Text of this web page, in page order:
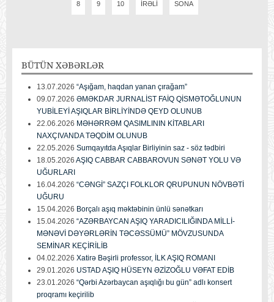
8 9 10 İRƏLI SONA
BÜTÜN XƏBƏRLƏR
13.07.2026 “Aşığam, haqdan yanan çırağam”
09.07.2026 ƏMƏKDAR JURNALİST FAİQ QİSMƏTOĞLUNUN
YUBİLEYİ AŞIQLAR BİRLİYİNDƏ QEYD OLUNUB
22.06.2026 MƏHƏRRƏM QASIMLININ KİTABLARI
NAXÇIVANDA TƏQDİM OLUNUB
22.05.2026 Sumqayıtda Aşıqlar Birliyinin saz - söz tədbiri
18.05.2026 AŞIQ CABBAR CABBAROVUN SƏNƏT YOLU VƏ
UĞURLARI
16.04.2026 “CƏNGİ” SAZÇI FOLKLOR QRUPUNUN NÖVBƏTİ
UĞURU
15.04.2026 Borçalı aşıq məktəbinin ünlü sənətkarı
15.04.2026 “AZƏRBAYCAN AŞIQ YARADICILIĞINDA MİLLİ-
MƏNƏVİ DƏYƏRLƏRİN TƏCƏSSÜMÜ” MÖVZUSUNDA
SEMİNAR KEÇİRİLİB
04.02.2026 Xatirə Bəşirli professor, İLK AŞIQ ROMANI
29.01.2026 USTAD AŞIQ HÜSEYN ƏZİZOĞLU VƏFAT EDİB
23.01.2026 “Qərbi Azərbaycan aşıqlığı bu gün” adlı konsert
proqramı keçirilib